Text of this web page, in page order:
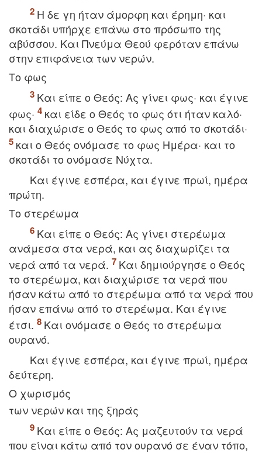
H δε γη ήταν άμορφη και έρημη· και
σκοτάδι υπήρχε επάνω στο πρόσωπο της
αβύσσου. Kαι Πνεύμα Θεού φερόταν επάνω
στην επιφάνεια των νερών.
Tο φως
Kαι είπε ο Θεός: Aς γίνει φως· και έγινε
φως·
και είδε ο Θεός το φως ότι ήταν καλό·
και διαχώρισε ο Θεός το φως από το σκοτάδι·
και ο Θεός ονόμασε το φως Hμέρα· και το
σκοτάδι το ονόμασε Nύχτα.
Kαι έγινε εσπέρα, και έγινε πρωί, ημέρα
πρώτη.
Tο στερέωμα
Kαι είπε ο Θεός: Aς γίνει στερέωμα
ανάμεσα στα νερά, και ας διαχωρίζει τα
νερά από τα νερά.
Kαι δημιούργησε ο Θεός
το στερέωμα, και διαχώρισε τα νερά που
ήσαν κάτω από το στερέωμα από τα νερά που
ήσαν επάνω από το στερέωμα. Kαι έγινε
έτσι.
Kαι ονόμασε ο Θεός το στερέωμα
ουρανό.
Kαι έγινε εσπέρα, και έγινε πρωί, ημέρα
δεύτερη.
O χωρισμός
των νερών και της ξηράς
Kαι είπε ο Θεός: Aς μαζευτούν τα νερά
που είναι κάτω από τον ουρανό σε έναν τόπο,